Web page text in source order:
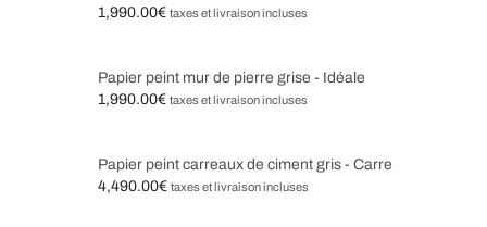
1,990.00€ taxes et livraison incluses
Papier peint mur de pierre grise - Idéale
1,990.00€ taxes et livraison incluses
Papier peint carreaux de ciment gris - Carre
4,490.00€ taxes et livraison incluses